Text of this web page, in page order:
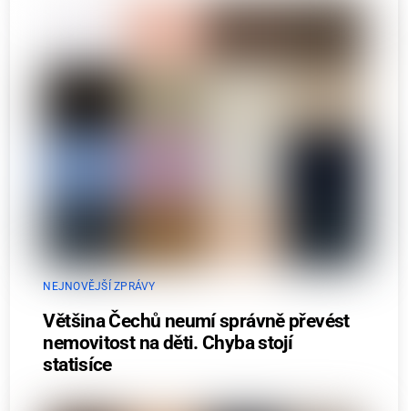
NEJNOVĚJŠÍ ZPRÁVY
Většina Čechů neumí správně převést
nemovitost na děti. Chyba stojí
statisíce